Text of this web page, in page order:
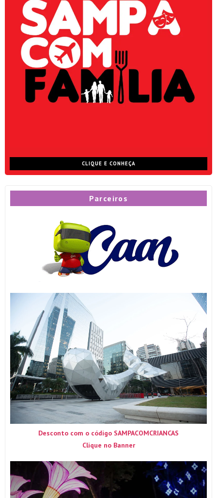
CLIQUE E CONHEÇA
Parceiros
Desconto com o código SAMPACOMCRIANCAS
Clique no Banner